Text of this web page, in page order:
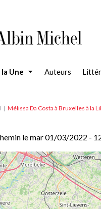
la Une Auteurs
Mélissa Da Costa à Bruxelles à la
lemar 01/03/2022 -